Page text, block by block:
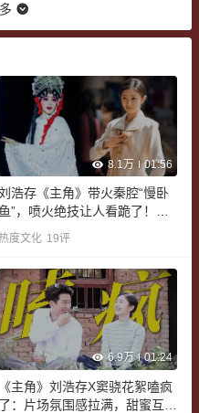
8.1万 01:56
浩存《主角》带火秦腔“慢卧
鱼”，喷火绝技让人看跪了！这
才是真正的角儿
度文化 19评
6.9万 01:24
《主角》刘浩存X窦骁花絮嗑疯
了：片场氛围感拉满，甜蜜互动